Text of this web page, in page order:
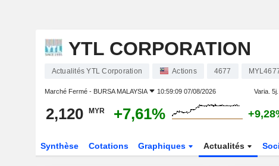
YTL CORPORATION
Actualités YTL Corporation Actions 4677
Marché Fermé - BURSA MALAYSIA 10:59:09 07/08/2026 Varia. 5j.
2,120 MYR +7,61%
Synthèse Cotations Graphiques Actualités